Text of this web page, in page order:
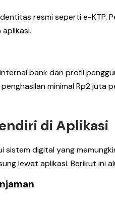
resmi seperti e-KTP.
bank dan profil
minimal Rp2 juta
di Aplikasi
sistem digital yang
lewat aplikasi. Berikut ini